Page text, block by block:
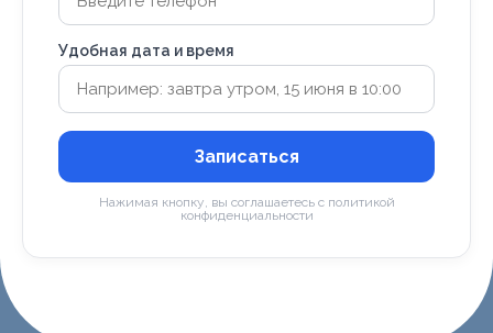
Удобная дата и время
Записаться
Нажимая кнопку, вы соглашаетесь с политикой
конфиденциальности